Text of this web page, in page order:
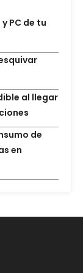
PC de tu
al llegar
de
en